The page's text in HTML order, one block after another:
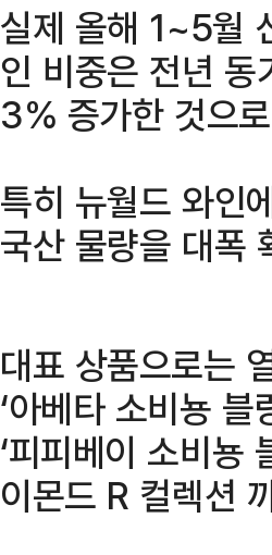
실제 올해 1~5월
인 비중은 전년
3% 증가한 것으
특히 뉴월드 와인
국산 물량을 대폭
대표 상품으로는
‘아베타 소비뇽
‘피피베이 소비뇽
이몬드 R 컬렉션